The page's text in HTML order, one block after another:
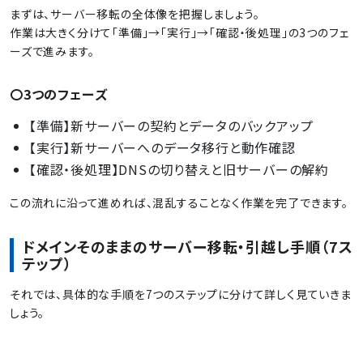
まずは、サーバー移転の全体像を把握しましょう。
作業は大きく分けて「準備」→「実行」→「確認・後処理」の3つのフェ
ーズで進みます。
〇3つのフェーズ
【準備】新サーバーの契約とデータのバックアップ
【実行】新サーバーへのデータ移行と動作確認
【確認・後処理】DNSの切り替えと旧サーバーの解約
この流れに沿って進めれば、混乱することなく作業を完了できます。
ドメインそのままのサーバー移転・引越し手順（7ス
テップ）
それでは、具体的な手順を7つのステップに分けて詳しく見ていきま
しょう。